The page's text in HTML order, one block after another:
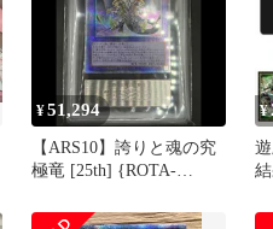
¥51,294
【ARS10】誇りと魂の究
極竜 [25th] {ROTA-
¥